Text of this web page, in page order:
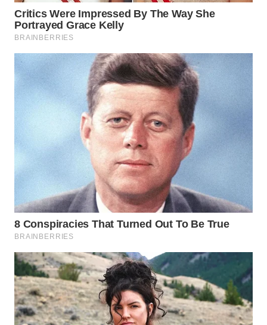
WN
LIKUPANG
LABUANBAJO
Media
WAHANA
NEWS
WAHANA
TANI
WAHANA
ADVOKAT